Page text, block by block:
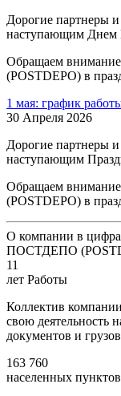
Дорогие партнеры
наступающим Днем
Обращаем
(POSTDEPO) в
1 мая: график
30 Апреля 2026
Дорогие партнеры
наступающим
Обращаем
(POSTDEPO) в
О компании в
ПОСТДЕПО
11
лет Работы
Коллектив
свою деятельность
документов и
163 760
населенных